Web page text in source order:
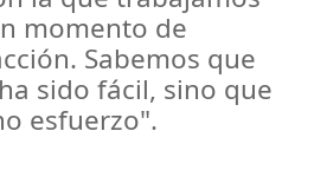
momento de
Sabemos que
sido fácil, sino que
esfuerzo".